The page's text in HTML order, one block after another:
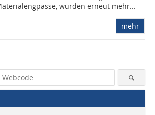
wurden erneut mehr...
mehr